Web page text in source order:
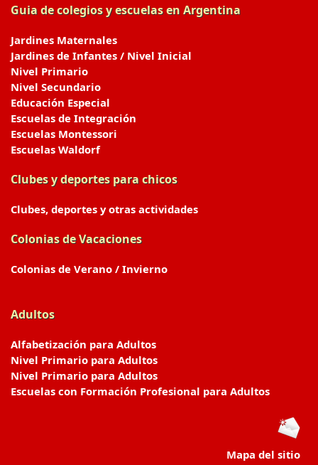
Guia de colegios y escuelas en Argentina
Jardines Maternales
Jardines de Infantes / Nivel Inicial
Nivel Primario
Nivel Secundario
Educación Especial
Escuelas de Integración
Escuelas Montessori
Escuelas Waldorf
Clubes y deportes para chicos
Clubes, deportes y otras actividades
Colonias de Vacaciones
Colonias de Verano / Invierno
Adultos
Alfabetización para Adultos
Nivel Primario para Adultos
Nivel Primario para Adultos
Escuelas con Formación Profesional para Adultos
Mapa del sitio